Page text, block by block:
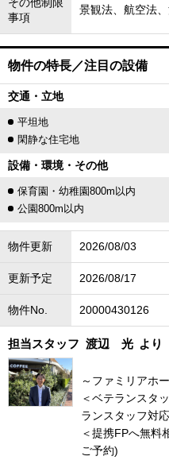
事項
景観法、航空法
物件の特長／注目の設備
交通・立地
平坦地
閑静な住宅地
設備・環境・その他
保育園・幼稚園800m以内
公園800m以内
物件更新 2026/08/03
更新予定 2026/08/17
物件No. 20000430126
担当スタッフ 渡辺 光 より
～ファミリアホ
＜ベテランスタ
ランスタッフ対
＜提携FPへ無料
ご予約)